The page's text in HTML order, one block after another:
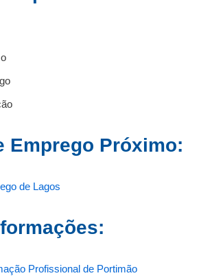
Emprego Próximo:
de Lagos
Profissional de Portimão